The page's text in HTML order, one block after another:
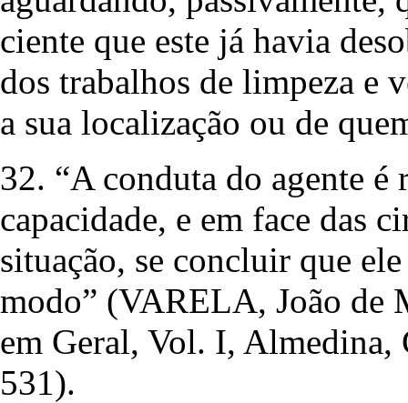
ciente que este já havia
dos trabalhos de limpeza e
a sua localização ou de
32. “A conduta do agente é
capacidade, e em face das
situação, se concluir que
modo” (VARELA, João de
em Geral, Vol. I, Almedina,
531).